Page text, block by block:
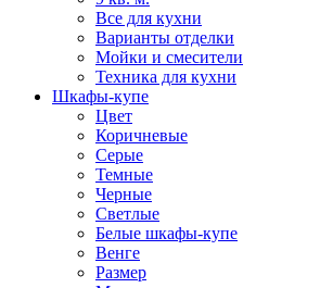
Все для кухни
Варианты отделки
Мойки и смесители
Техника для кухни
Шкафы-купе
Цвет
Коричневые
Серые
Темные
Черные
Светлые
Белые шкафы-купе
Венге
Размер